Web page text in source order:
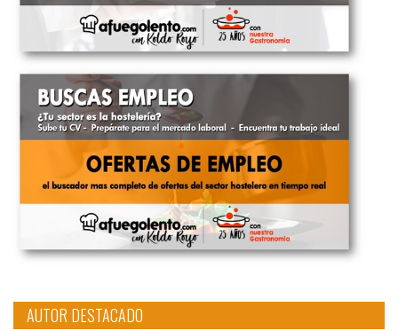
AUTOR DESTACADO